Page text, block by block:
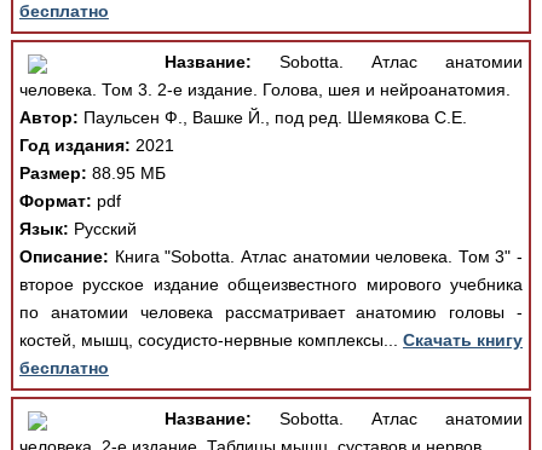
бесплатно
Название: Sobotta. Атлас анатомии
человека. Том 3. 2-е издание. Голова, шея и нейроанатомия.
Автор: Паульсен Ф., Вашке Й., под ред. Шемякова С.Е.
Год издания: 2021
Размер: 88.95 МБ
Формат: pdf
Язык: Русский
Описание: Книга "Sobotta. Атлас анатомии человека. Том 3" -
второе русское издание общеизвестного мирового учебника
по анатомии человека рассматривает анатомию головы -
костей, мышц, сосудисто-нервные комплексы...Скачать книгу
бесплатно
Название: Sobotta. Атлас анатомии